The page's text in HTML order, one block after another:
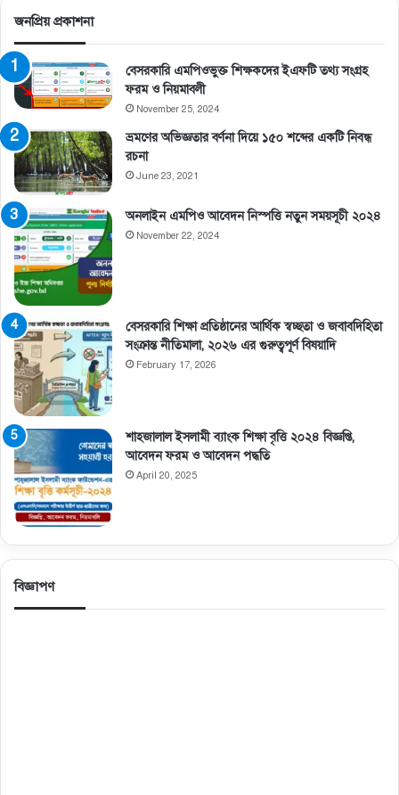
জনপ্রিয় প্রকাশনা
বেসরকারি এমপিওভুক্ত শিক্ষকদের ইএফটি তথ্য সংগ্রহ
ফরম ও নিয়মাবলী
November 25, 2024
ভ্রমণের অভিজ্ঞতার বর্ণনা দিয়ে ১৫০ শব্দের একটি নিবন্ধ
রচনা
June 23, 2021
অনলাইন এমপিও আবেদন নিস্পত্তি নতুন সময়সূচী ২০২৪
November 22, 2024
বেসরকারি শিক্ষা প্রতিষ্ঠানের আর্থিক স্বচ্ছতা ও জবাবদিহিতা
সংক্রান্ত নীতিমালা, ২০২৬ এর গুরুত্বপূর্ণ বিষয়াদি
February 17, 2026
শাহজালাল ইসলামী ব্যাংক শিক্ষা বৃত্তি ২০২৪ বিজ্ঞপ্তি,
আবেদন ফরম ও আবেদন পদ্ধতি
April 20, 2025
বিজ্ঞাপণ